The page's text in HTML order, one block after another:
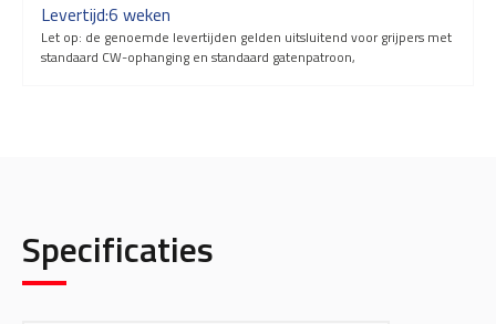
Levertijd:6 weken
Let op: de genoemde levertijden gelden uitsluitend voor grijpers met
standaard CW-ophanging en standaard gatenpatroon,
Specificaties